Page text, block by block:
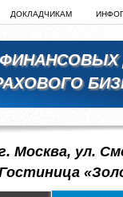
ДОКЛАДЧИКАМ
Москва, ул.